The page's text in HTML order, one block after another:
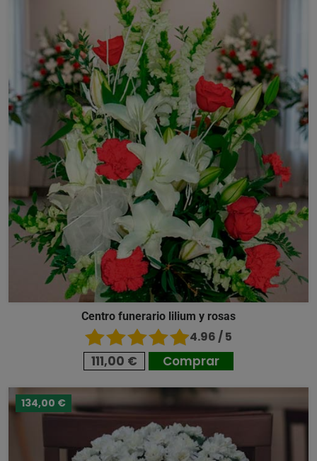
Centro funerario lilium y rosas
4.96 / 5
111,00 € Comprar
134,00 €